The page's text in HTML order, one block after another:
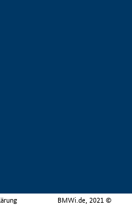
BMWi.de, 2021 ©